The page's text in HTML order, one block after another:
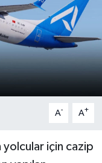
A- A+
yolcular için cazip